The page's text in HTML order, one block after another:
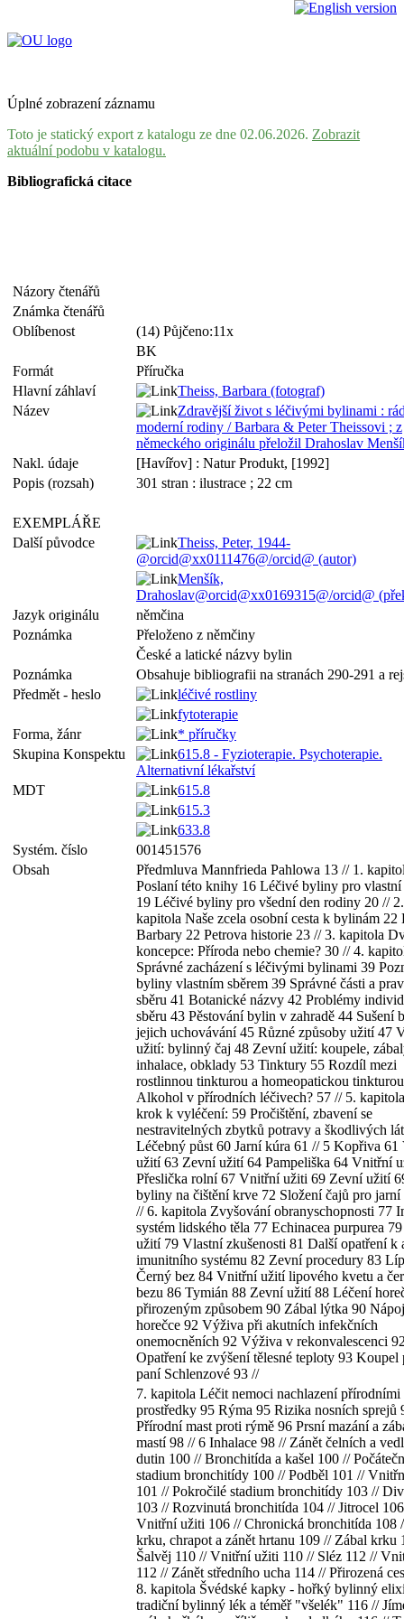
Úplné zobrazení záznamu
Toto je statický export z katalogu ze dne 02.06.2026. Zobrazit
aktuální podobu v katalogu.
Bibliografická citace
Názory čtenářů
Známka čtenářů
Oblíbenost
(14) Půjčeno:11x
BK
Formát
Příručka
Hlavní záhlaví
Theiss, Barbara (fotograf)
Název
Zdravější život s léčivými bylinami :
moderní rodiny / Barbara & Peter Theissovi ; z
německého originálu přeložil Drahoslav
Nakl. údaje
[Havířov] : Natur Produkt, [1992]
Popis (rozsah)
301 stran : ilustrace ; 22 cm
EXEMPLÁŘE
Další původce
Theiss, Peter, 1944-
@orcid@xx0111476@/orcid@ (autor)
Menšík,
Drahoslav@orcid@xx0169315@/orcid@
Jazyk originálu
němčina
Poznámka
Přeloženo z němčiny
České a latické názvy bylin
Poznámka
Obsahuje bibliografii na stranách 290-291 a
Předmět - heslo
léčivé rostliny
fytoterapie
Forma, žánr
* příručky
Skupina Konspektu
615.8 - Fyzioterapie. Psychoterapie.
Alternativní lékařství
MDT
615.8
615.3
633.8
Systém. číslo
001451576
Obsah
Předmluva Mannfrieda Pahlowa 13 // 1.
Poslaní této knihy 16 Léčivé byliny pro
19 Léčivé byliny pro všední den rodiny 20 // 2.
kapitola Naše zcela osobní cesta k bylinám 22
Barbary 22 Petrova historie 23 // 3. kapitola
koncepce: Příroda nebo chemie? 30 // 4.
Správné zacházení s léčivými bylinami 39
byliny vlastním sběrem 39 Správné části a
sběru 41 Botanické názvy 42 Problémy
sběru 43 Pěstování bylin v zahradě 44 Sušení
jejich uchovávání 45 Různé způsoby užití 47
užití: bylinný čaj 48 Zevní užití: koupele,
inhalace, obklady 53 Tinktury 55 Rozdíl mezi
rostlinnou tinkturou a homeopatickou
Alkohol v přírodních léčivech? 57 // 5.
krok k vyléčení: 59 Pročištění, zbavení se
nestravitelných zbytků potravy a škodlivých
Léčebný půst 60 Jarní kúra 61 // 5 Kopřiva
užití 63 Zevní užití 64 Pampeliška 64 Vnitřní
Přeslička rolní 67 Vnitřní užiti 69 Zevní užití
byliny na čištění krve 72 Složení čajů pro
// 6. kapitola Zvyšování obranyschopnosti 77
systém lidského těla 77 Echinacea purpurea
užití 79 Vlastní zkušenosti 81 Další opatření k
imunitního systému 82 Zevní procedury 83
Černý bez 84 Vnitřní užití lipového kvetu a
bezu 86 Tymián 88 Zevní užití 88 Léčení
přirozeným způsobem 90 Zábal lýtka 90
horečce 92 Výživa při akutních infekčních
onemocněních 92 Výživa v rekonvalescenci
Opatření ke zvýšení tělesné teploty 93 Koupel
paní Schlenzové 93 //
7. kapitola Léčit nemoci nachlazení přírodními
prostředky 95 Rýma 95 Rizika nosních sprejů
Přírodní mast proti rýmě 96 Prsní mazání a
mastí 98 // 6 Inhalace 98 // Zánět čelních a
dutin 100 // Bronchitída a kašel 100 //
stadium bronchitídy 100 // Podběl 101 //
101 // Pokročilé stadium bronchitídy 103 //
103 // Rozvinutá bronchitída 104 // Jitrocel
Vnitřní užiti 106 // Chronická bronchitída 108
krku, chrapot a zánět hrtanu 109 // Zábal krku
Šalvěj 110 // Vnitřní užiti 110 // Sléz 112 //
112 // Zánět středního ucha 114 // Přirozená
8. kapitola Švédské kapky - hořký bylinný
tradiční bylinný lék a téměř "všelék" 116 //